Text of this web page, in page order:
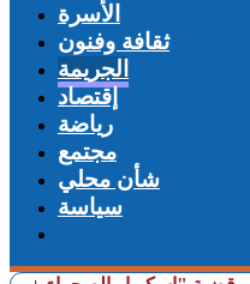
الأسرة
ثقافة وفنون
الجريمة
إقتصاد
رياضة
مجتمع
شأن محلي
سياسة